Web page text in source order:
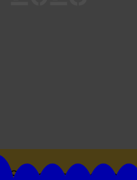
Suivez toutes les